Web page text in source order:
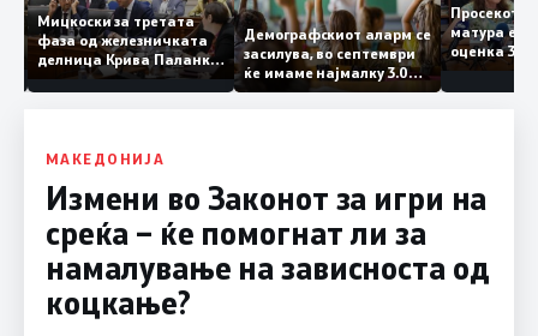
Мицкоски за третата
фаза од железничката
делница Крива Паланка
– Деве Баир: Проектот
нема да заврши на
целина
Демографскиот аларм се
засилува, во септември
ќе имаме најмалку 3.000
првачиња помалку
матура
оценка
МАКЕДОНИЈА
Измени во Законот за игри на
среќа – ќе помогнат ли за
намалување на зависноста од
коцкање?